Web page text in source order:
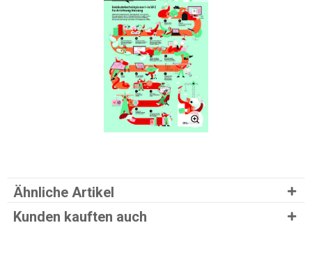
Ähnliche Artikel
Kunden kauften auch